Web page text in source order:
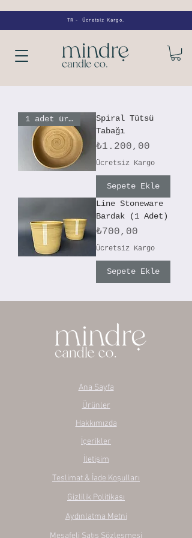
TR - Ücretsiz Kargo.
1 adet üretildi!
Spiral Tütsü
Tabağı
Fiyat
₺1.200,00
Ücretsiz Kargo
Sepete Ekle
Line Stoneware
Bardak (1 Adet)
Fiyat
₺700,00
Ücretsiz Kargo
Sepete Ekle
Ana Sayfa
Ürünler
Hakkımızda
İçerikler
İletişim
Teslimat & İade Koşulları
Gizlilik Politikası
Aydınlatma Metni